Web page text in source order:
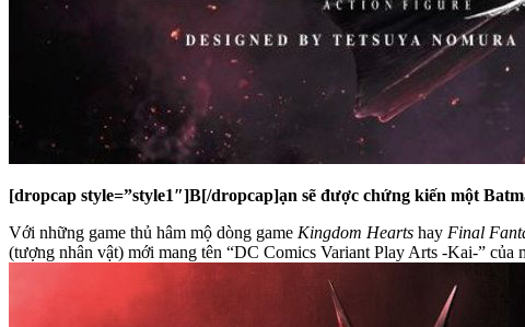
[dropcap style=”style1″]B[/dropcap]ạn sẽ được chứng kiến một
Với những game thủ hâm mộ dòng game Kingdom Hearts hay Final
(tượng nhân vật) mới mang tên “DC Comics Variant Play Arts -Kai-”